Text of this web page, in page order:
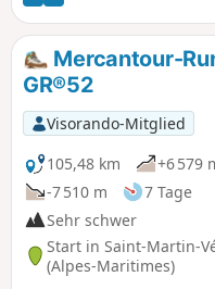
Mercantour-
GR®52
Visorando-Mitglied
105,48 km
+6 579
-7 510 m
7 Tage
Sehr schwer
Start in Saint-Martin-
(Alpes-Maritimes)